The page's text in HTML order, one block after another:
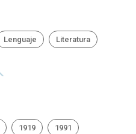
Lenguaje Literatura
1919 1991